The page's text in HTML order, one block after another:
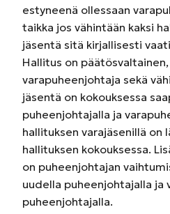
estyneenä ollessaan
taikka jos vähintään kaksi
jäsentä sitä kirjallisesti
Hallitus on
varapuheenjohtaja sekä
jäsentä on kokouksessa
puheenjohtajalla ja
hallituksen varajäsenillä on
hallituksen kokouksessa.
on puheenjohtajan
uudella puheenjohtajalla ja
puheenjohtajalla.